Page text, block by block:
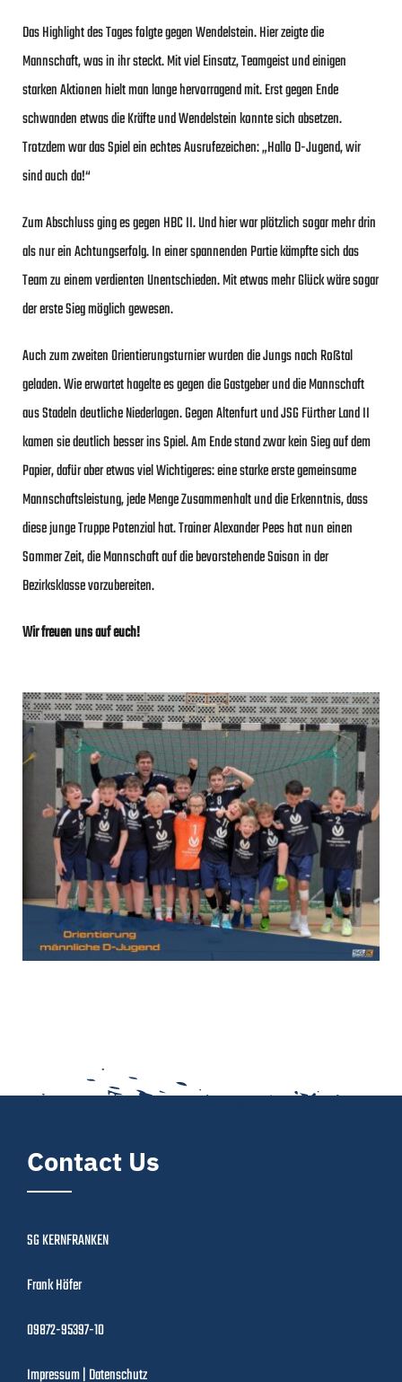
Das Highlight des Tages folgte gegen Wendelstein. Hier zeigte die
Mannschaft, was in ihr steckt. Mit viel Einsatz, Teamgeist und einigen
starken Aktionen hielt man lange hervorragend mit. Erst gegen Ende
schwanden etwas die Kräfte und Wendelstein konnte sich absetzen.
Trotzdem war das Spiel ein echtes Ausrufezeichen: „Hallo D-Jugend, wir
sind auch da!“
Zum Abschluss ging es gegen HBC II. Und hier war plötzlich sogar mehr drin
als nur ein Achtungserfolg. In einer spannenden Partie kämpfte sich das
Team zu einem verdienten Unentschieden. Mit etwas mehr Glück wäre sogar
der erste Sieg möglich gewesen.
Auch zum zweiten Orientierungsturnier wurden die Jungs nach Roßtal
geladen. Wie erwartet hagelte es gegen die Gastgeber und die Mannschaft
aus Stadeln deutliche Niederlagen. Gegen Altenfurt und JSG Fürther Land II
kamen sie deutlich besser ins Spiel. Am Ende stand zwar kein Sieg auf dem
Papier, dafür aber etwas viel Wichtigeres: eine starke erste gemeinsame
Mannschaftsleistung, jede Menge Zusammenhalt und die Erkenntnis, dass
diese junge Truppe Potenzial hat. Trainer Alexander Pees hat nun einen
Sommer Zeit, die Mannschaft auf die bevorstehende Saison in der
Bezirksklasse vorzubereiten.
Wir freuen uns auf euch!
Contact Us
SG KERNFRANKEN
Frank Höfer
09872-95397-10
Impressum|Datenschutz